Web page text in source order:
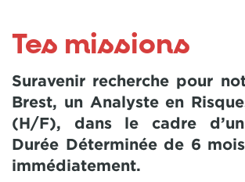
Tes missions
Suravenir recherche pour
Brest, un Analyste en
(H/F), dans le cadre
Durée Déterminée de 6
immédiatement.